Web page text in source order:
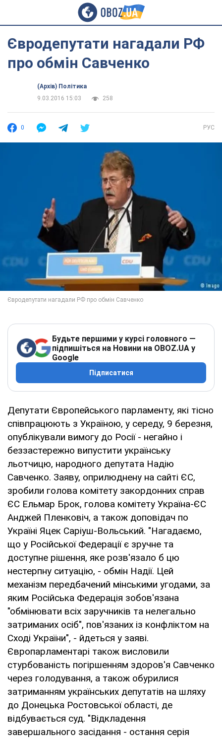
Євродепутати нагадали РФ
про обмін Савченко
(Архів) Політика
9.03.2016 15:03
258
0 РУС
Будьте першими у курсі головного —
підпишіться на Новини на OBOZ.UA у
Google
Підписатися
Депутати Європейського парламенту, які тісно
співпрацюють з Україною, у середу, 9 березня,
опублікували вимогу до Росії - негайно і
беззастережно випустити українську
льотчицю, народного депутата Надію
Савченко. Заяву, оприлюднену на сайті ЄС,
зробили голова комітету закордонних справ
ЄС Ельмар Брок, голова комітету Україна-ЄС
Анджей Пленковіч, а також доповідач по
Україні Яцек Саріуш-Вольський. "Нагадаємо,
що у Російської Федерації є зручне та
доступне рішення, яке розв'язало б цю
нестерпну ситуацію, - обмін Надії. Цей
механізм передбачений мінськими угодами, за
яким Російська Федерація зобов'язана
"обмінювати всіх заручників та нелегально
затриманих осіб", пов'язаних із конфліктом на
Сході України", - йдеться у заяві.
Європарламентарі також висловили
стурбованість погіршенням здоров'я Савченко
через голодування, а також обурилися
затриманням українських депутатів на шляху
до Донецька Ростовської області, де
відбувається суд. "Відкладення
завершального засідання - остання серія